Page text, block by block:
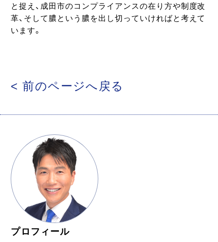
と捉え、成田市のコンプライアンスの在り方や制度改
革、そして膿という膿を出し切っていければと考えて
います。
< 前のページへ戻る
プロフィール